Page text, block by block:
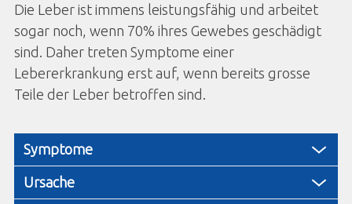
Die Leber ist immens leistungsfähig und arbeitet
sogar noch, wenn 70% ihres Gewebes geschädigt
sind. Daher treten Symptome einer
Lebererkrankung erst auf, wenn bereits grosse
Teile der Leber betroffen sind.
Symptome
Ursache